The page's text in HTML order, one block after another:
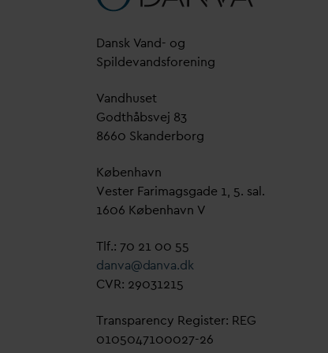
Dansk Vand- og
Spildevandsforening
Vandhuset
Godthåbsvej 83
8660 Skanderborg
København
Vester Farimagsgade 1, 5. sal.
1606 København V
Tlf.: 70 21 00 55
danva@danva.dk
CVR: 29031215
Transparency Register: REG
0105047100027-26